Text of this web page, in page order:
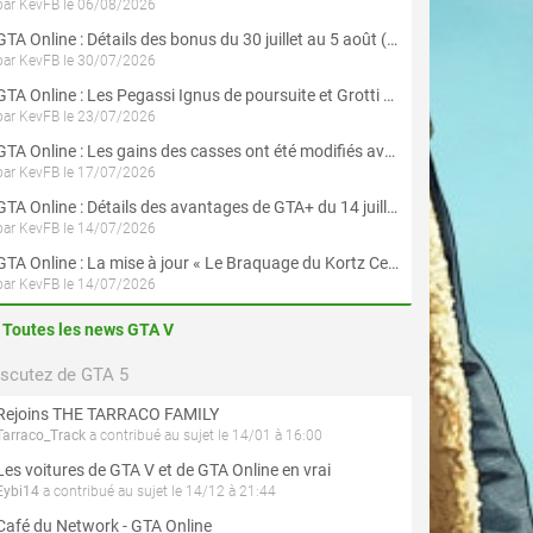
KevFB le 06/08/2026
GTA Online : Détails des bonus du 30 juillet au 5 août (Évènement « Braquages d'été »)
KevFB le 30/07/2026
GTA Online : Les Pegassi Ignus de poursuite et Grotti Veleno GT sont maintenant disponibles
KevFB le 23/07/2026
GTA Online : Les gains des casses ont été modifiés avec la mise à jour « Le Braquage du Kortz Center »
KevFB le 17/07/2026
GTA Online : Détails des avantages de GTA+ du 14 juillet au 12 août
KevFB le 14/07/2026
GTA Online : La mise à jour « Le Braquage du Kortz Center » est maintenant disponible
KevFB le 14/07/2026
Toutes les news GTA V
de GTA 5
THE TARRACO FAMILY
a contribué au sujet le 14/01 à 16:00
voitures de GTA V et de GTA Online en vrai
a contribué au sujet le 14/12 à 21:44
du Network - GTA Online